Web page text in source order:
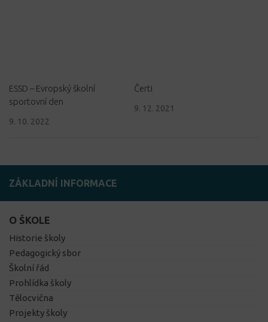
ESSD – Evropský školní
sportovní den
9. 10. 2022
Čerti
9. 12. 2021
ZÁKLADNÍ INFORMACE
O ŠKOLE
Historie školy
Pedagogický sbor
Školní řád
Prohlídka školy
Tělocvična
Projekty školy